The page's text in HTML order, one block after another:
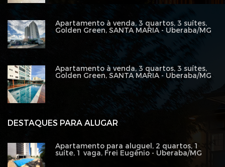
DESTAQUES PARA ALUGAR
Apartamento para aluguel, 2 quartos, 1
suíte, 1 vaga, Frei Eugênio - Uberaba/MG
Apartamento à venda, 3 quartos, 3 suítes,
Golden Green, SANTA MARIA - Uberaba/MG
Apartamento à venda, 3 quartos, 3 suítes,
Golden Green, SANTA MARIA - Uberaba/MG